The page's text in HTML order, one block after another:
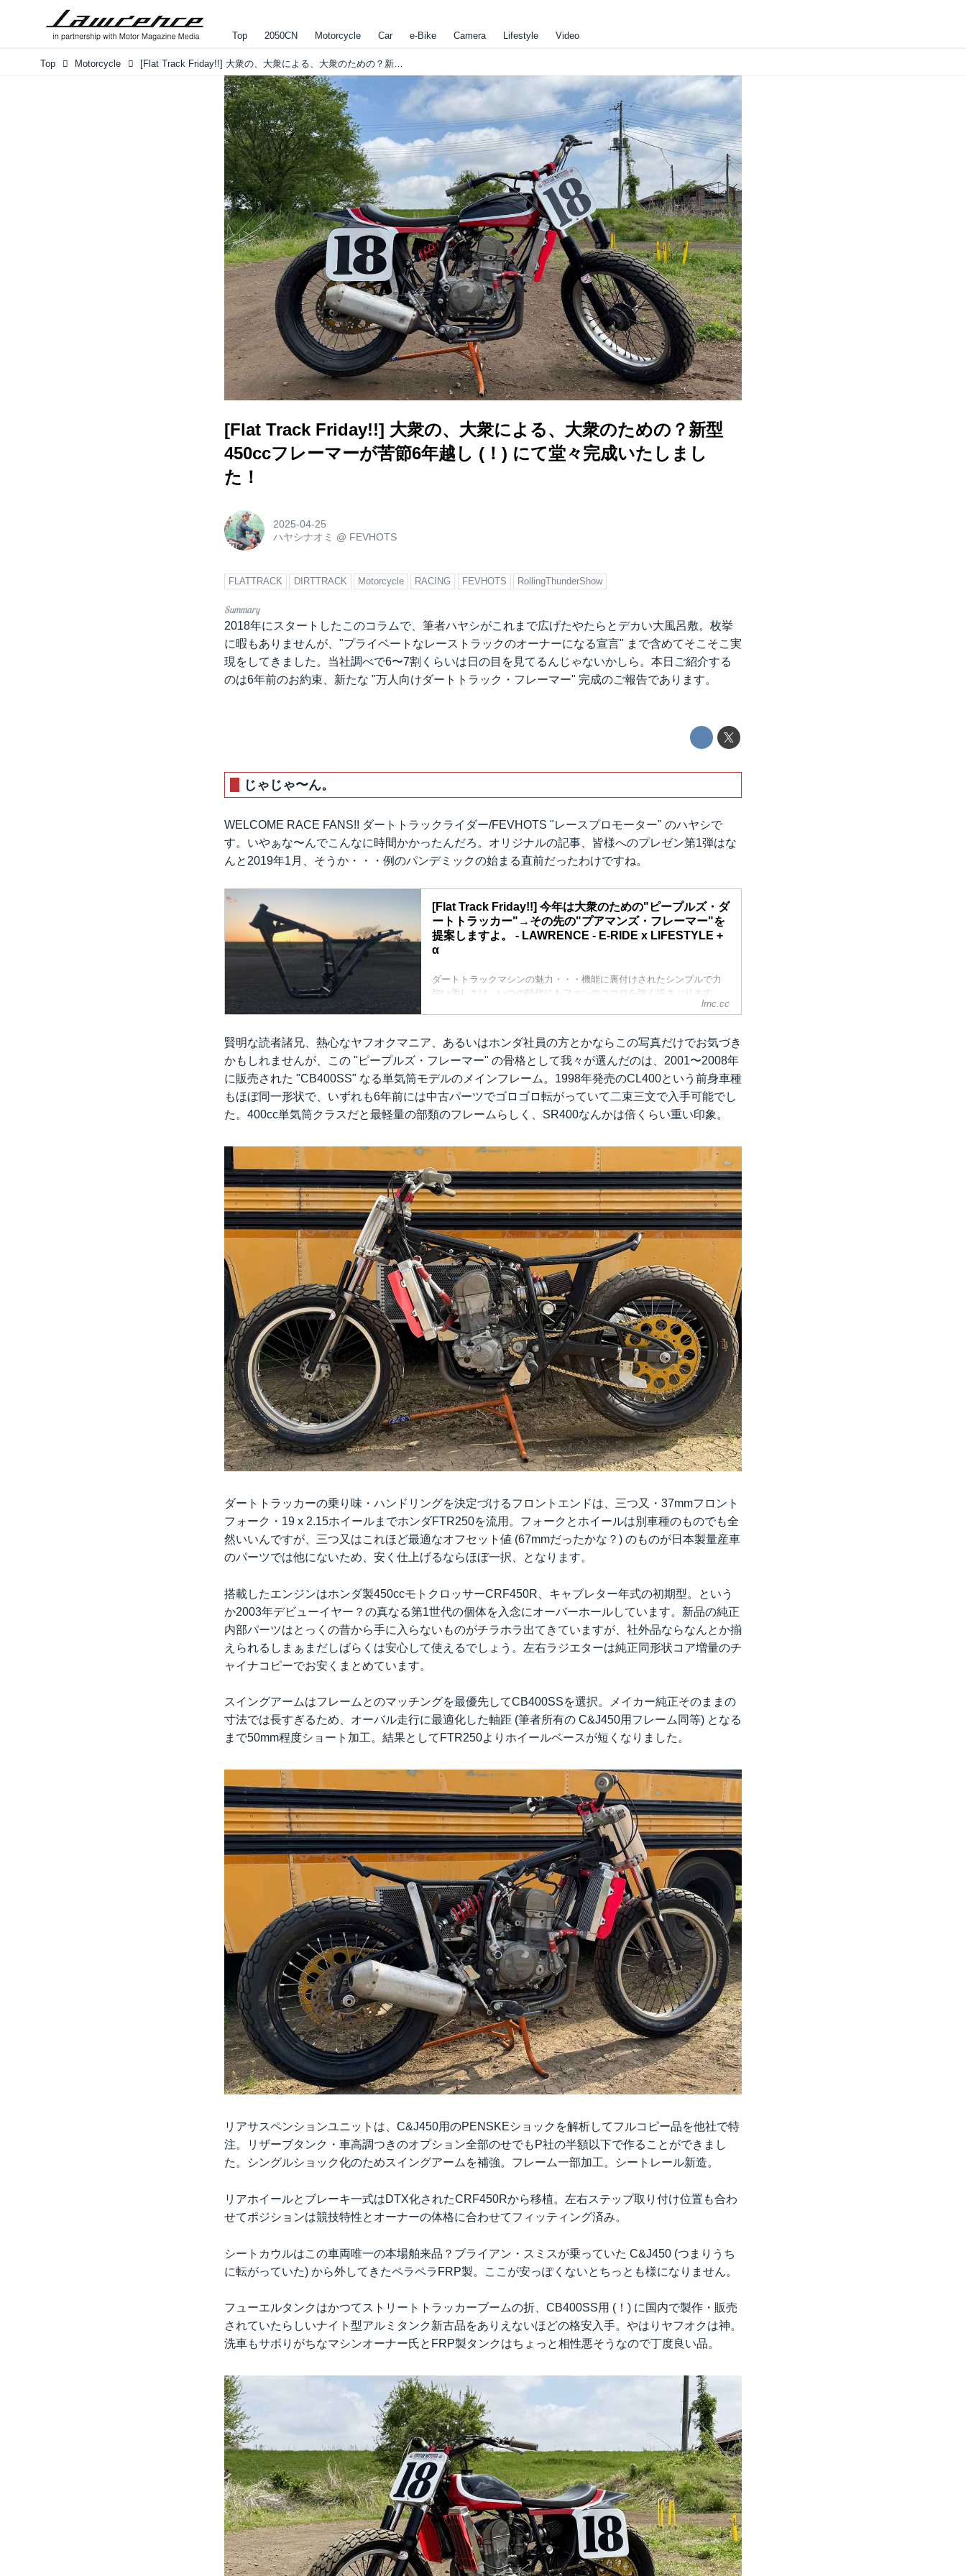
Top 2050CN Motorcycle Car e-Bike Camera Lifestyle Video
Top Motorcycle [Flat Track Friday!!] 大衆の、大衆による、大衆のための？新型450ccフレーマーが苦節6年越し (！) にて堂々完成いたしました！
[Flat Track Friday!!] 大衆の、大衆による、大衆のための？新型
450ccフレーマーが苦節6年越し (！) にて堂々完成いたしまし
た！
2025-04-25
ハヤシナオミ @ FEVHOTS
FLATTRACK DIRTTRACK Motorcycle RACING FEVHOTS RollingThunderShow
2018年にスタートしたこのコラムで、筆者ハヤシがこれまで広げたやたらとデカい大風呂敷。枚挙
に暇もありませんが、"プライベートなレーストラックのオーナーになる宣言" まで含めてそこそこ実
現をしてきました。当社調べで6〜7割くらいは日の目を見てるんじゃないかしら。本日ご紹介する
のは6年前のお約束、新たな "万人向けダートトラック・フレーマー" 完成のご報告であります。
じゃじゃ〜ん。
WELCOME RACE FANS!! ダートトラックライダー/FEVHOTS "レースプロモーター" のハヤシで
す。いやぁな〜んでこんなに時間かかったんだろ。オリジナルの記事、皆様へのプレゼン第1弾はな
んと2019年1月、そうか・・・例のパンデミックの始まる直前だったわけですね。
[Flat Track Friday!!] 今年は大衆のための"ピープルズ・ダ
ートトラッカー"→その先の"プアマンズ・フレーマー"を
提案しますよ。 - LAWRENCE - E-RIDE x LIFESTYLE +
α
ダートトラックマシンの魅力・・・機能に裏付けされたシンプルで力
強い美しさは、いつの時代にもファンのココロを強く揺さぶります。
我が国のダートトラックレースシリーズのひとつ・FEVHOTSを主宰す
の、入手が容易で将来に渡る発展性があり、かつ持ち主の所有感をも
十分に満足させるアイテムとして、新たな "万人向けのダートトラッカ
ー" のありようについて考えを巡らせているところです。
lrnc.cc
賢明な読者諸兄、熱心なヤフオクマニア、あるいはホンダ社員の方とかならこの写真だけでお気づき
かもしれませんが、この "ピープルズ・フレーマー" の骨格として我々が選んだのは、2001〜2008年
に販売された "CB400SS" なる単気筒モデルのメインフレーム。1998年発売のCL400という前身車種
もほぼ同一形状で、いずれも6年前には中古パーツでゴロゴロ転がっていて二束三文で入手可能でし
た。400cc単気筒クラスだと最軽量の部類のフレームらしく、SR400なんかは倍くらい重い印象。
ダートトラッカーの乗り味・ハンドリングを決定づけるフロントエンドは、三つ又・37mmフロント
フォーク・19 x 2.15ホイールまでホンダFTR250を流用。フォークとホイールは別車種のものでも全
然いいんですが、三つ又はこれほど最適なオフセット値 (67mmだったかな？) のものが日本製量産車
のパーツでは他にないため、安く仕上げるならほぼ一択、となります。
搭載したエンジンはホンダ製450ccモトクロッサーCRF450R、キャブレター年式の初期型。という
か2003年デビューイヤー？の真なる第1世代の個体を入念にオーバーホールしています。新品の純正
内部パーツはとっくの昔から手に入らないものがチラホラ出てきていますが、社外品ならなんとか揃
えられるしまぁまだしばらくは安心して使えるでしょう。左右ラジエターは純正同形状コア増量のチ
ャイナコピーでお安くまとめています。
スイングアームはフレームとのマッチングを最優先してCB400SSを選択。メイカー純正そのままの
寸法では長すぎるため、オーバル走行に最適化した軸距 (筆者所有の C&J450用フレーム同等) となる
まで50mm程度ショート加工。結果としてFTR250よりホイールベースが短くなりました。
リアサスペンションユニットは、C&J450用のPENSKEショックを解析してフルコピー品を他社で特
注。リザーブタンク・車高調つきのオプション全部のせでもP社の半額以下で作ることができまし
た。シングルショック化のためスイングアームを補強。フレーム一部加工。シートレール新造。
リアホイールとブレーキ一式はDTX化されたCRF450Rから移植。左右ステップ取り付け位置も合わ
せてポジションは競技特性とオーナーの体格に合わせてフィッティング済み。
シートカウルはこの車両唯一の本場舶来品？ブライアン・スミスが乗っていた C&J450 (つまりうち
に転がっていた) から外してきたペラペラFRP製。ここが安っぽくないとちっとも様になりません。
フューエルタンクはかつてストリートトラッカーブームの折、CB400SS用 (！) に国内で製作・販売
されていたらしいナイト型アルミタンク新古品をありえないほどの格安入手。やはりヤフオクは神。
洗車もサボりがちなマシンオーナー氏とFRP製タンクはちょっと相性悪そうなので丁度良い品。